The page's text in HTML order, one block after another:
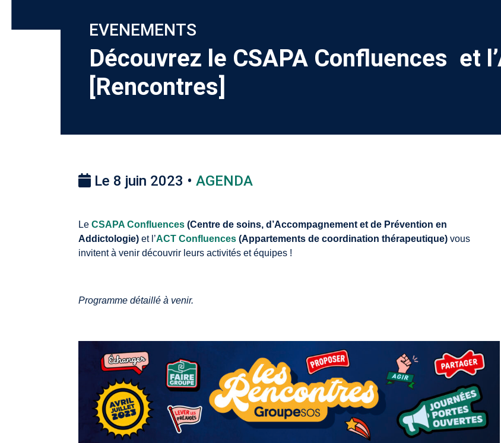
EVENEMENTS
Découvrez le CSAPA Confluences et
[Rencontres]
Le 8 juin 2023 • AGENDA
Le CSAPA Confluences (Centre de soins, d’Accompagnement et de Prévention en
Addictologie) et l’ACT Confluences (Appartements de coordination thérapeutique) vous
invitent à venir découvrir leurs activités et équipes !
Programme détaillé à venir.